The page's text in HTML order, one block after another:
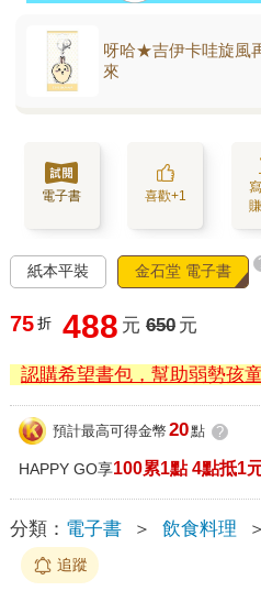
呀哈★吉伊卡哇旋風
來
電子書 喜歡+1
紙本平裝 金石堂 電子書
75 折 488 元 650 元
認購希望書包，幫助弱勢孩
預計最高可得金幣 20點 ?
HAPPY GO享100累1點 4點抵1
分類： 電子書 ＞ 飲食料理 ＞
追蹤